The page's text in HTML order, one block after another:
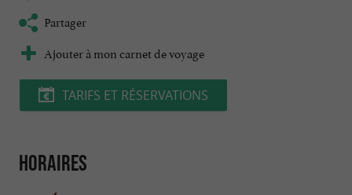
Partager
Ajouter à mon carnet de voyage
TARIFS ET RÉSERVATIONS
Horaires